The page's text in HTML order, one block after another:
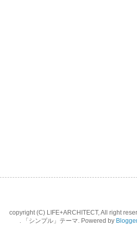
copyright (C) LIFE+ARCHITECT, All right
. 「シンプル」テーマ. Powered by Blogger